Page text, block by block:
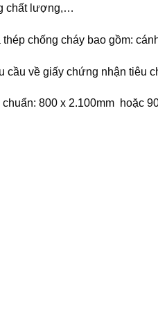
chất lượng,…
chống cháy bao gồm:
cầu về giấy chứng nhận tiêu
800 x 2.100mm hoặc